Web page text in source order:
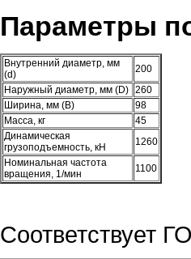
Параметры
Внутренний диаметр, мм
(d)
200
Наружный диаметр, мм (D) 260
Ширина, мм (B)
98
Масса, кг
45
Динамическая
грузоподъемность, кН
1260
Номинальная частота
вращения, 1/мин
1100
Соответствует